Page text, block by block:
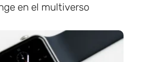
en el multiverso